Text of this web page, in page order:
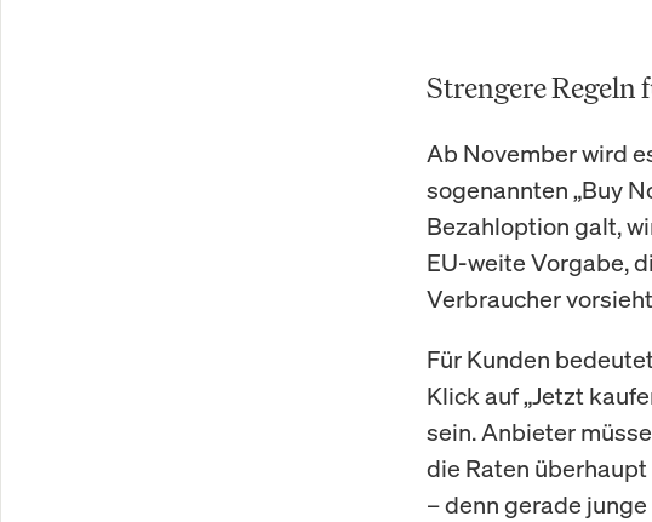
Strengere Regeln
Ab November wird
sogenannten „Buy
Bezahloption galt,
EU-weite Vorgabe,
Verbraucher
Für Kunden
Klick auf „Jetzt
sein. Anbieter
die Raten
– denn gerade